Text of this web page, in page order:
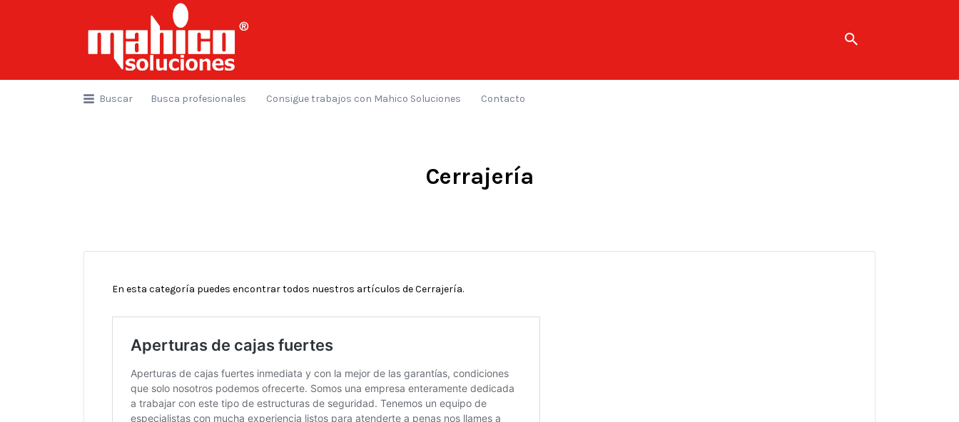
por:
Buscar Busca profesionales Consigue trabajos con Mahico Soluciones Contacto
Cerrajería
En esta categoría puedes encontrar todos nuestros artículos de Cerrajería.